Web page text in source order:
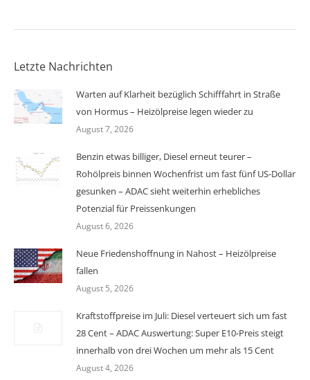
Letzte Nachrichten
Warten auf Klarheit bezüglich Schifffahrt in Straße
von Hormus – Heizölpreise legen wieder zu
August 7, 2026
Benzin etwas billiger, Diesel erneut teurer –
Rohölpreis binnen Wochenfrist um fast fünf US-Dollar
gesunken – ADAC sieht weiterhin erhebliches
Potenzial für Preissenkungen
August 6, 2026
Neue Friedenshoffnung in Nahost – Heizölpreise
fallen
August 5, 2026
Kraftstoffpreise im Juli: Diesel verteuert sich um fast
28 Cent – ADAC Auswertung: Super E10-Preis steigt
innerhalb von drei Wochen um mehr als 15 Cent
August 4, 2026